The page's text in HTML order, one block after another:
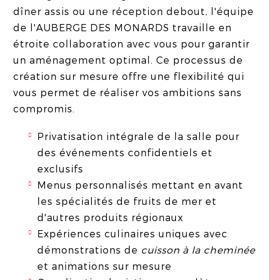
dîner assis ou une réception debout, l'équipe
de l'AUBERGE DES MONARDS travaille en
étroite collaboration avec vous pour garantir
un aménagement optimal. Ce processus de
création sur mesure offre une flexibilité qui
vous permet de réaliser vos ambitions sans
compromis.
Privatisation intégrale de la salle pour
des événements confidentiels et
exclusifs
Menus personnalisés mettant en avant
les spécialités de fruits de mer et
d'autres produits régionaux
Expériences culinaires uniques avec
démonstrations de cuisson à la cheminée
et animations sur mesure